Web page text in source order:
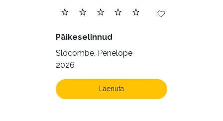
Päikeselinnud
Slocombe, Penelope
2026
Laenuta